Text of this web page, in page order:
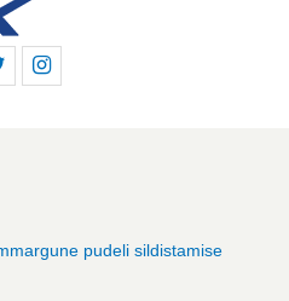
pudeli sildistamise